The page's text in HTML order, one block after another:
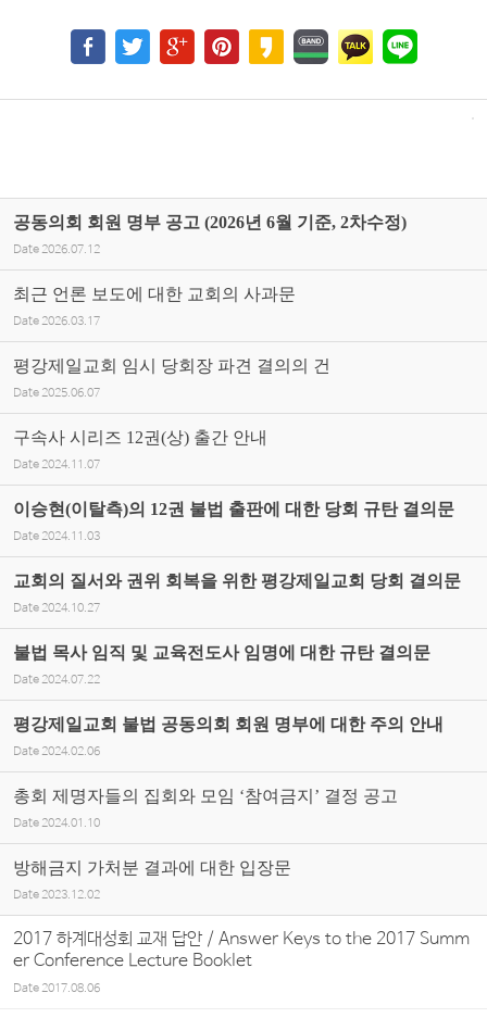
공동의회 회원 명부 공고 (2026년 6월 기준, 2차수정)
Date 2026.07.12
최근 언론 보도에 대한 교회의 사과문
Date 2026.03.17
평강제일교회 임시 당회장 파견 결의의 건
Date 2025.06.07
구속사 시리즈 12권(상) 출간 안내
Date 2024.11.07
이승현(이탈측)의 12권 불법 출판에 대한 당회 규탄 결의문
Date 2024.11.03
교회의 질서와 권위 회복을 위한 평강제일교회 당회 결의문
Date 2024.10.27
불법 목사 임직 및 교육전도사 임명에 대한 규탄 결의문
Date 2024.07.22
평강제일교회 불법 공동의회 회원 명부에 대한 주의 안내
Date 2024.02.06
총회 제명자들의 집회와 모임 ‘참여금지’ 결정 공고
Date 2024.01.10
방해금지 가처분 결과에 대한 입장문
Date 2023.12.02
2017 하계대성회 교재 답안 / Answer Keys to the 2017 Summ
er Conference Lecture Booklet
Date2017.08.06